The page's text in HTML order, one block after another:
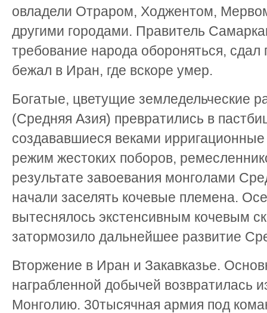
овладели Отраром, Ходжентом,
другими городами. Правитель
требование народа обороняться,
бежал в Иран, где вскоре умер.
Богатые, цветущие земледельческие
(Средняя Азия) превратились в
создававшиеся веками
режим жестоких поборов,
результате завоевания монголами
начали заселять кочевые племена.
вытеснялось экстенсивным кочевым
затормозило дальнейшее развитие
Вторжение в Иран и Закавказье.
награбленной добычей возвратилась
Монголию. 30тысячная армия под